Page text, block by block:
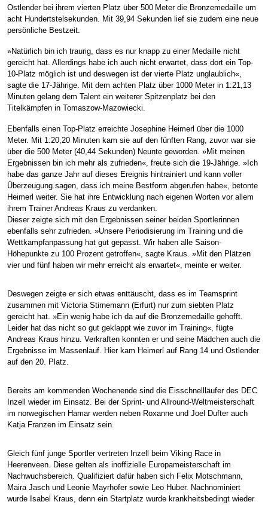
Ostlender bei ihrem vierten Platz über 500 Meter die Bronzemedaille um
acht Hundertstelsekunden. Mit 39,94 Sekunden lief sie zudem eine neue
persönliche Bestzeit.
»Natürlich bin ich traurig, dass es nur knapp zu einer Medaille nicht
gereicht hat. Allerdings habe ich auch nicht erwartet, dass dort ein Top-
10-Platz möglich ist und deswegen ist der vierte Platz unglaublich«,
sagte die 17-Jährige. Mit dem achten Platz über 1000 Meter in 1:21,13
Minuten gelang dem Talent ein weiterer Spitzenplatz bei den
Titelkämpfen in Tomaszow-Mazowiecki.
Ebenfalls einen Top-Platz erreichte Josephine Heimerl über die 1000
Meter. Mit 1:20,20 Minuten kam sie auf den fünften Rang, zuvor war sie
über die 500 Meter (40,44 Sekunden) Neunte geworden. »Mit meinen
Ergebnissen bin ich mehr als zufrieden«, freute sich die 19-Jährige. »Ich
habe das ganze Jahr auf dieses Ereignis hintrainiert und kann voller
Überzeugung sagen, dass ich meine Bestform abgerufen habe«, betonte
Heimerl weiter. Sie hat ihre Entwicklung nach eigenen Worten vor allem
ihrem Trainer Andreas Kraus zu verdanken.
Dieser zeigte sich mit den Ergebnissen seiner beiden Sportlerinnen
ebenfalls sehr zufrieden. »Unsere Periodisierung im Training und die
Wettkampfanpassung hat gut gepasst. Wir haben alle Saison-
Höhepunkte zu 100 Prozent getroffen«, sagte Kraus. »Mit den Plätzen
vier und fünf haben wir mehr erreicht als erwartet«, meinte er weiter.
Deswegen zeigte er sich etwas enttäuscht, dass es im Teamsprint
zusammen mit Victoria Stirnemann (Erfurt) nur zum siebten Platz
gereicht hat. »Ein wenig habe ich da auf die Bronzemedaille gehofft.
Leider hat das nicht so gut geklappt wie zuvor im Training«, fügte
Andreas Kraus hinzu. Verkraften konnten er und seine Mädchen auch die
Ergebnisse im Massenlauf. Hier kam Heimerl auf Rang 14 und Ostlender
auf den 20. Platz.
Bereits am kommenden Wochenende sind die Eisschnellläufer des DEC
Inzell wieder im Einsatz. Bei der Sprint- und Allround-Weltmeisterschaft
im norwegischen Hamar werden neben Roxanne und Joel Dufter auch
Katja Franzen im Einsatz sein.
Gleich fünf junge Sportler vertreten Inzell beim Viking Race in
Heerenveen. Diese gelten als inoffizielle Europameisterschaft im
Nachwuchsbereich. Qualifiziert dafür haben sich Felix Motschmann,
Maira Jasch und Leonie Mayrhofer sowie Leo Huber. Nachnominiert
wurde Isabel Kraus, denn ein Startplatz wurde krankheitsbedingt wieder